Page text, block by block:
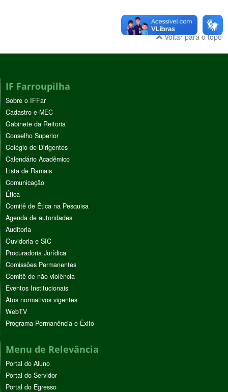
Voltar para o topo
IF Farroupilha
Sobre o IFFar
Cadastro e-MEC
Gabinete da Reitoria
Conselho Superior
Colégio de Dirigentes
Calendário Acadêmico
Lista de Ramais
Comunicação
Ética
Comitê de Ética na Pesquisa
Agenda de autoridades
Auditoria
Ouvidoria e SIC
Procuradoria Jurídica
Comissões Permanentes
Comitê de não violência
Eventos Institucionais
Atos normativos vigentes
WebTV
Programa Permanência e Êxito
Menu de Relevância
Portal do Aluno
Portal do Servidor
Portal do Egresso